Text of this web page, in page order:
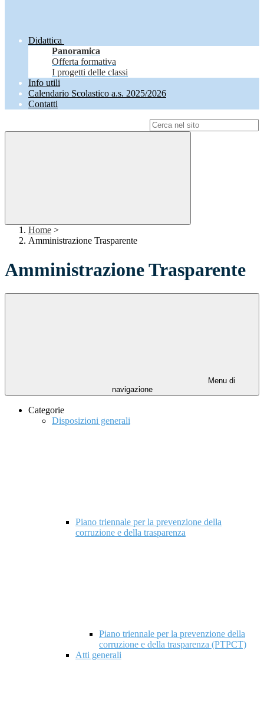
Didattica
Panoramica
Offerta formativa
I progetti delle classi
Info utili
Calendario Scolastico a.s. 2025/2026
Contatti
Home >
Amministrazione Trasparente
Amministrazione Trasparente
Menu di
navigazione
Categorie
Disposizioni generali
Piano triennale per la prevenzione della
corruzione e della trasparenza
Piano triennale per la prevenzione della
corruzione e della trasparenza (PTPCT)
Atti generali